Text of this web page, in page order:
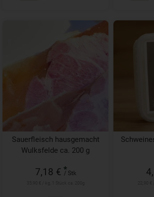
Sauerfleisch hausgemacht
Wulksfelde ca. 200 g
7,18 € *
/ Stk